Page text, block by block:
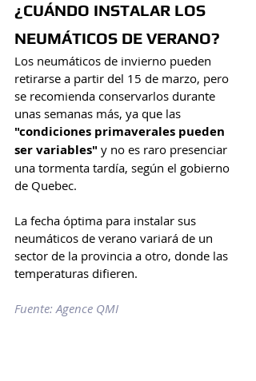
¿CUÁNDO INSTALAR LOS
NEUMÁTICOS DE VERANO?
Los neumáticos de invierno pueden
retirarse a partir del 15 de marzo, pero
se recomienda conservarlos durante
unas semanas más, ya que las
"condiciones primaverales pueden
ser variables" y no es raro presenciar
una tormenta tardía, según el gobierno
de Quebec.
La fecha óptima para instalar sus
neumáticos de verano variará de un
sector de la provincia a otro, donde las
temperaturas difieren.
Fuente: Agence QMI